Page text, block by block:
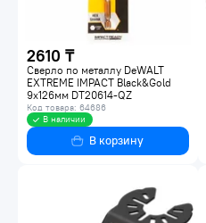
2610 ₸
Сверло по металлу DeWALT
EXTREME IMPACT Black&Gold
9х126мм DT20614-QZ
Код товара: 64686
В наличии
В корзину